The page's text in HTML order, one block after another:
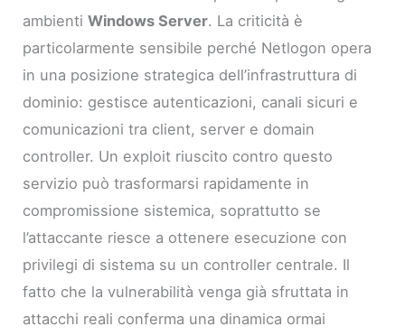
ambientiWindows Server. La criticità è
particolarmente sensibile perché Netlogon opera
in una posizione strategica dell’infrastruttura di
dominio: gestisce autenticazioni, canali sicuri e
comunicazioni tra client, server e domain
controller. Un exploit riuscito contro questo
servizio può trasformarsi rapidamente in
compromissione sistemica, soprattutto se
l’attaccante riesce a ottenere esecuzione con
privilegi di sistema su un controller centrale. Il
fatto che la vulnerabilità venga già sfruttata in
attacchi reali conferma una dinamica ormai